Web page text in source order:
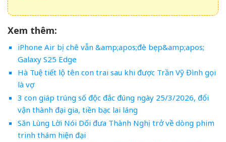
Xem thêm:
iPhone Air bị chê vẫn &amp;apos;đè bẹp&amp;apos;
Galaxy S25 Edge
Hà Tuệ tiết lộ tên con trai sau khi được Trần Vỹ Đình gọi
là vợ
3 con giáp trúng số độc đắc đúng ngày 25/3/2026, đổi
vận thành đại gia, tiền bạc lai láng
Săn Lùng Lời Nói Dối đưa Thành Nghị trở về dòng phim
trinh thám hiện đại